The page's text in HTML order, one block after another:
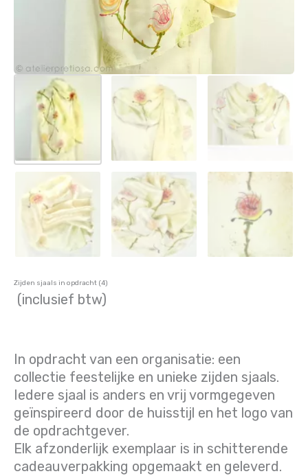
Zijden sjaals in opdracht (4)
(inclusief btw)
In opdracht van een organisatie: een
collectie feestelijke en unieke zijden sjaals.
Iedere sjaal is anders en vrij vormgegeven
geïnspireerd door de huisstijl en het logo van
de opdrachtgever.
Elk afzonderlijk exemplaar is in schitterende
cadeauverpakking opgemaakt en geleverd.